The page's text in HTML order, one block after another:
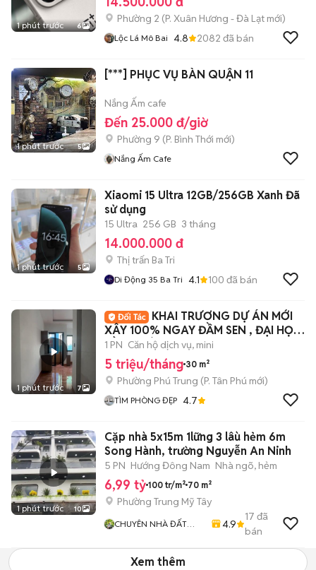
1 phút trước 6
Phường 2 (P. Xuân Hương - Đà Lạt mới)
Lộc Lá Mô Bai 4.8 2082 đã bán
1 phút trước 5
[***] PHỤC VỤ BÀN QUẬN 11
Nắng Ấm cafe
Đến 25.000 đ/giờ
Phường 9 (P. Bình Thới mới)
Nắng Ấm Cafe
1 phút trước 5
Xiaomi 15 Ultra 12GB/256GB Xanh Đã
sử dụng
15 Ultra 256 GB 3 tháng
14.000.000 đ
Thị trấn Ba Tri
Di Động 35 Ba Tri 4.1 100 đã bán
1 phút trước 7
KHAI TRƯƠNG DỰ ÁN MỚI
XÂY 100% NGAY ĐẦM SEN , ĐẠI HỌC
HỒNG BÀNG
1 PN Căn hộ dịch vụ, mini
5 triệu/tháng 30 m²
Phường Phú Trung (P. Tân Phú mới)
TÌM PHÒNG ĐẸP 4.7
1 phút trước 10
Cặp nhà 5x15m 1lững 3 lâù hẻm 6m
Song Hành, trường Nguyễn An Ninh
5 PN Hướng Đông Nam Nhà ngõ, hẻm
6,99 tỷ 100 tr/m² 70 m²
Phường Trung Mỹ Tây
CHUYÊN NHÀ ĐẤT
4.9
17 đã
bán
Xem thêm